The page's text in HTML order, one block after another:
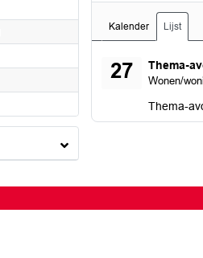
Kalender Lijst
27 Thema-
Wonen/
Thema-